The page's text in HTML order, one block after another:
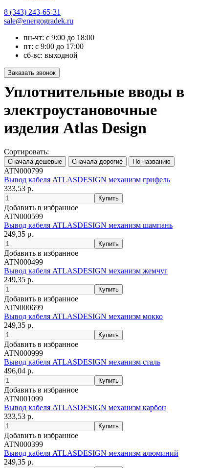
8 (343) 243-65-31
sale@energogradek.ru
пн-чт: с 9:00 до 18:00
пт: с 9:00 до 17:00
сб-вс: выходной
Уплотнительные вводы в
электроустановочные
изделия Atlas Design
Сортировать:
ATN000799
Вывод кабеля ATLASDESIGN механизм грифель
333,53 р.
Добавить в избранное
ATN000599
Вывод кабеля ATLASDESIGN механизм шампань
249,35 р.
Добавить в избранное
ATN000499
Вывод кабеля ATLASDESIGN механизм жемчуг
249,35 р.
Добавить в избранное
ATN000699
Вывод кабеля ATLASDESIGN механизм мокко
249,35 р.
Добавить в избранное
ATN000999
Вывод кабеля ATLASDESIGN механизм сталь
496,04 р.
Добавить в избранное
ATN001099
Вывод кабеля ATLASDESIGN механизм карбон
333,53 р.
Добавить в избранное
ATN000399
Вывод кабеля ATLASDESIGN механизм алюминий
249,35 р.